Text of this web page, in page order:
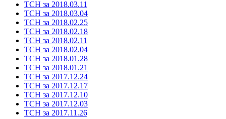
ТСН за 2018.03.11
ТСН за 2018.03.04
ТСН за 2018.02.25
ТСН за 2018.02.18
ТСН за 2018.02.11
ТСН за 2018.02.04
ТСН за 2018.01.28
ТСН за 2018.01.21
ТСН за 2017.12.24
ТСН за 2017.12.17
ТСН за 2017.12.10
ТСН за 2017.12.03
ТСН за 2017.11.26